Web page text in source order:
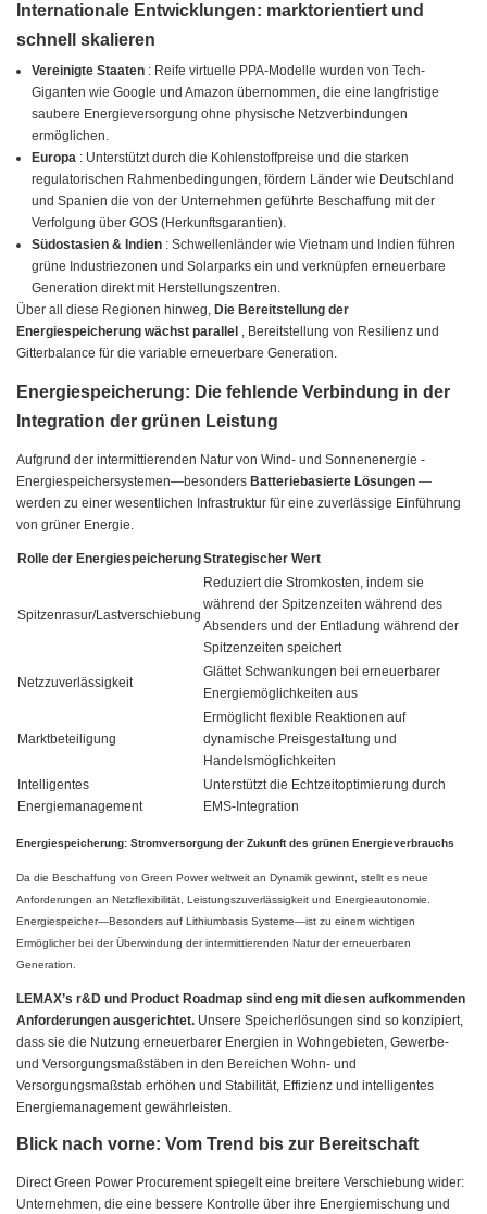
Internationale Entwicklungen: marktorientiert und
schnell skalieren
Vereinigte Staaten : Reife virtuelle PPA-Modelle wurden von Tech-
Giganten wie Google und Amazon übernommen, die eine langfristige
saubere Energieversorgung ohne physische Netzverbindungen
ermöglichen.
Europa : Unterstützt durch die Kohlenstoffpreise und die starken
regulatorischen Rahmenbedingungen, fördern Länder wie Deutschland
und Spanien die von der Unternehmen geführte Beschaffung mit der
Verfolgung über GOS (Herkunftsgarantien).
Südostasien & Indien : Schwellenländer wie Vietnam und Indien führen
grüne Industriezonen und Solarparks ein und verknüpfen erneuerbare
Generation direkt mit Herstellungszentren.
Über all diese Regionen hinweg, Die Bereitstellung der
Energiespeicherung wächst parallel , Bereitstellung von Resilienz und
Gitterbalance für die variable erneuerbare Generation.
Energiespeicherung: Die fehlende Verbindung in der
Integration der grünen Leistung
Aufgrund der intermittierenden Natur von Wind- und Sonnenenergie -
Energiespeichersystemen—besonders Batteriebasierte Lösungen —
werden zu einer wesentlichen Infrastruktur für eine zuverlässige Einführung
von grüner Energie.
Rolle der EnergiespeicherungStrategischer Wert
Spitzenrasur/Lastverschiebung
Reduziert die Stromkosten, indem sie
während der Spitzenzeiten während des
Absenders und der Entladung während der
Spitzenzeiten speichert
Netzzuverlässigkeit
Glättet Schwankungen bei erneuerbarer
Energiemöglichkeiten aus
Marktbeteiligung
Ermöglicht flexible Reaktionen auf
dynamische Preisgestaltung und
Handelsmöglichkeiten
Intelligentes
Energiemanagement
Unterstützt die Echtzeitoptimierung durch
EMS-Integration
Energiespeicherung: Stromversorgung der Zukunft des grünen Energieverbrauchs
Da die Beschaffung von Green Power weltweit an Dynamik gewinnt, stellt es neue
Anforderungen an Netzflexibilität, Leistungszuverlässigkeit und Energieautonomie.
Energiespeicher—Besonders auf Lithiumbasis Systeme—ist zu einem wichtigen
Ermöglicher bei der Überwindung der intermittierenden Natur der erneuerbaren
Generation.
LEMAX’s r&D und Product Roadmap sind eng mit diesen aufkommenden
Anforderungen ausgerichtet. Unsere Speicherlösungen sind so konzipiert,
dass sie die Nutzung erneuerbarer Energien in Wohngebieten, Gewerbe-
und Versorgungsmaßstäben in den Bereichen Wohn- und
Versorgungsmaßstab erhöhen und Stabilität, Effizienz und intelligentes
Energiemanagement gewährleisten.
Blick nach vorne: Vom Trend bis zur Bereitschaft
Direct Green Power Procurement spiegelt eine breitere Verschiebung wider:
Unternehmen, die eine bessere Kontrolle über ihre Energiemischung und